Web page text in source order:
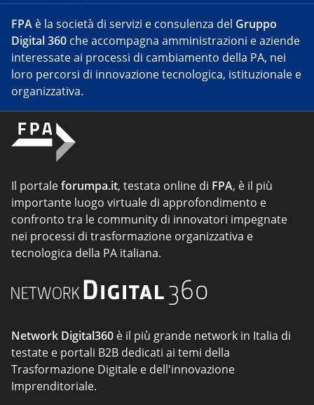
FPA è la società di servizi e consulenza del Gruppo
Digital 360 che accompagna amministrazioni e aziende
interessate ai processi di cambiamento della PA, nei
loro percorsi di innovazione tecnologica, istituzionale e
organizzativa.
Il portaleforumpa.it, testata online di FPA, è il più
importante luogo virtuale di approfondimento e
confronto tra le community di innovatori impegnate
nei processi di trasformazione organizzativa e
tecnologica della PA italiana.
Network Digital360 è il più grande network in Italia di
testate e portali B2B dedicati ai temi della
Trasformazione Digitale e dell'innovazione
Imprenditoriale.